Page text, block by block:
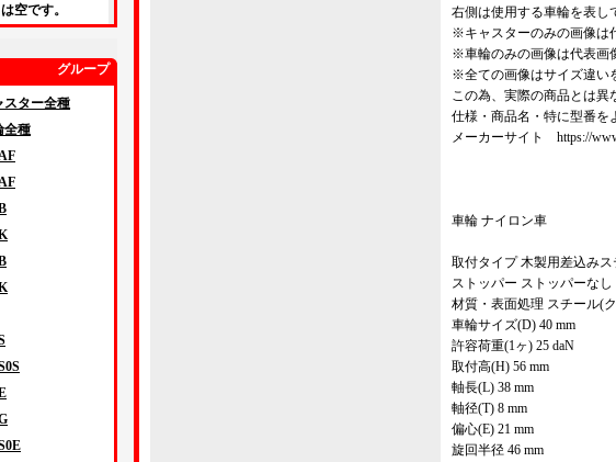
空です。
グループ
スター全種
全種
右側は使用する車輪を表し
※キャスターのみの画像は
※車輪のみの画像は代表画
※全ての画像はサイズ違い
この為、実際の商品とは異
仕様・商品名・特に型番を
メーカーサイト https://
車輪 ナイロン車
取付タイプ 木製用差込みス
ストッパー ストッパーなし
材質・表面処理 スチール(
車輪サイズ(D) 40 mm
許容荷重(1ヶ) 25 daN
取付高(H) 56 mm
軸長(L) 38 mm
軸径(T) 8 mm
偏心(E) 21 mm
旋回半径 46 mm